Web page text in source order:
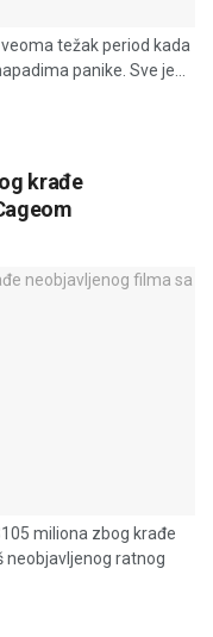
težak period kada
panike. Sve je...
krađe
miliona zbog krađe
neobjavljenog ratnog